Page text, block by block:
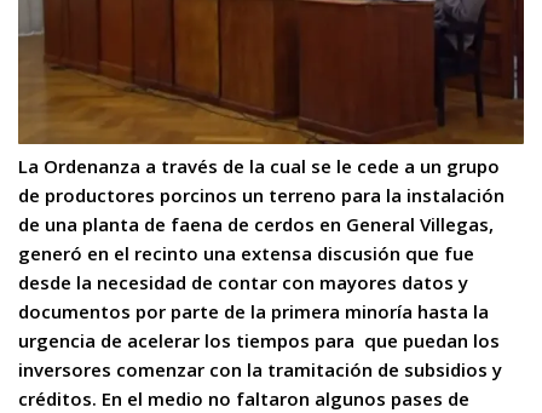
La Ordenanza a través de la cual se le cede a un grupo
de productores porcinos un terreno para la instalación
de una planta de faena de cerdos en General Villegas,
generó en el recinto una extensa discusión que fue
desde la necesidad de contar con mayores datos y
documentos por parte de la primera minoría hasta la
urgencia de acelerar los tiempos para que puedan los
inversores comenzar con la tramitación de subsidios y
créditos. En el medio no faltaron algunos pases de